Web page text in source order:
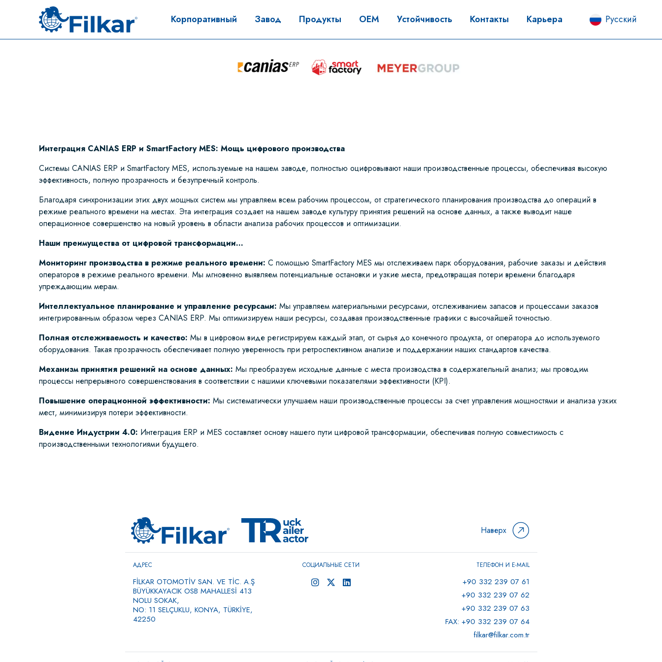
Корпоративный Завод Продукты OEM Устойчивость Контакты Карьера Русский
Интеграция CANIAS ERP и SmartFactory MES: Мощь цифрового производства
Системы CANIAS ERP и SmartFactory MES, используемые на нашем заводе, полностью оцифровывают наши производственные процессы, обеспечивая высокую
эффективность, полную прозрачность и безупречный контроль.
Благодаря синхронизации этих двух мощных систем мы управляем всем рабочим процессом, от стратегического планирования производства до операций в
режиме реального времени на местах. Эта интеграция создает на нашем заводе культуру принятия решений на основе данных, а также выводит наше
операционное совершенство на новый уровень в области анализа рабочих процессов и оптимизации.
Наши преимущества от цифровой трансформации…
Мониторинг производства в режиме реального времени: С помощью SmartFactory MES мы отслеживаем парк оборудования, рабочие заказы и действия
операторов в режиме реального времени. Мы мгновенно выявляем потенциальные остановки и узкие места, предотвращая потери времени благодаря
упреждающим мерам.
Интеллектуальное планирование и управление ресурсами:Мы управляем материальными ресурсами, отслеживанием запасов и процессами заказов
интегрированным образом через CANIAS ERP. Мы оптимизируем наши ресурсы, создавая производственные графики с высочайшей точностью.
Полная отслеживаемость и качество: Мы в цифровом виде регистрируем каждый этап, от сырья до конечного продукта, от оператора до используемого
оборудования. Такая прозрачность обеспечивает полную уверенность при ретроспективном анализе и поддержании наших стандартов качества.
Механизм принятия решений на основе данных: Мы преобразуем исходные данные с места производства в содержательный анализ; мы проводим
процессы непрерывного совершенствования в соответствии с нашими ключевыми показателями эффективности (KPI).
Повышение операционной эффективности: Мы систематически улучшаем наши производственные процессы за счет управления мощностями и анализа узких
мест, минимизируя потери эффективности.
Видение Индустрии 4.0: Интеграция ERP и MES составляет основу нашего пути цифровой трансформации, обеспечивая полную совместимость с
производственными технологиями будущего.
Наверх
СОЦИАЛЬНЫЕ СЕТИ
АДРЕС
FİLKAR OTOMOTİV SAN. VE TİC. A.Ş
BÜYÜKKAYACIK OSB MAHALLESİ 413
NOLU SOKAK,
NO: 11 SELÇUKLU, KONYA, TÜRKİYE,
42250
ТЕЛЕФОН И E-MAIL
+90 332 239 07 61
+90 332 239 07 62
+90 332 239 07 63
FAX: +90 332 239 07 64
filkar@filkar.com.tr